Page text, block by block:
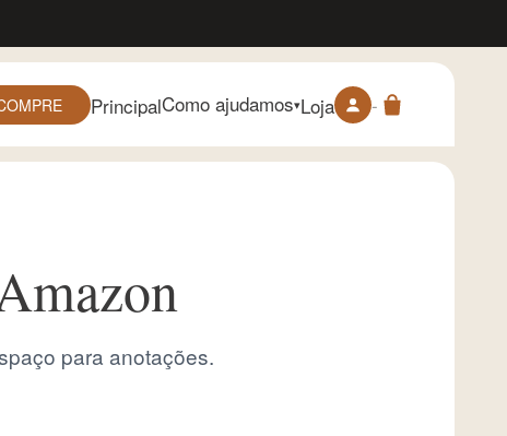
PrincipalComo ajudamos▾Loja -
para anotações.